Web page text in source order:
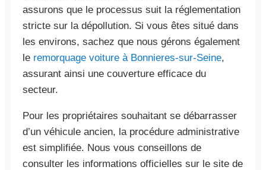
assurons que le processus suit la réglementation
stricte sur la dépollution. Si vous êtes situé dans
les environs, sachez que nous gérons également
le remorquage voiture à Bonnieres-sur-Seine,
assurant ainsi une couverture efficace du
secteur.
Pour les propriétaires souhaitant se débarrasser
d’un véhicule ancien, la procédure administrative
est simplifiée. Nous vous conseillons de
consulter les informations officielles sur le site de